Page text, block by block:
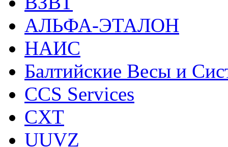
АЛЬФА-ЭТАЛОН
НАИС
Балтийские Весы и
CCS Services
CXT
UUVZ